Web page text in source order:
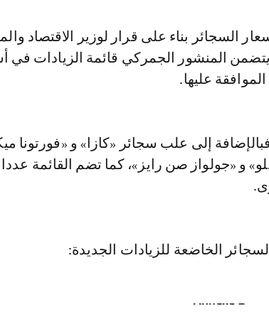
28 مارس 2024، إذ يتضمن المنشور الجمركي قائمة الزيادات
عليها.
إلى علب سجائر «كازا» و «فورتونا
و «جولواز صن رايز»، كما تضم القائمة
الخاضعة للزيادات الجديدة: